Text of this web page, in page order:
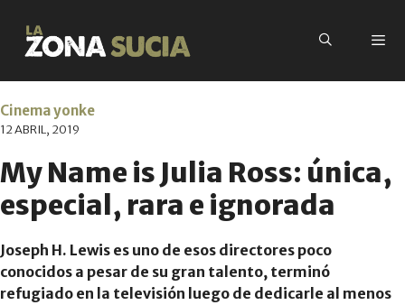
Cinema yonke
12 ABRIL, 2019
My Name is Julia Ross: única,
especial, rara e ignorada
Joseph H. Lewis es uno de esos directores poco
conocidos a pesar de su gran talento, terminó
refugiado en la televisión luego de dedicarle al menos